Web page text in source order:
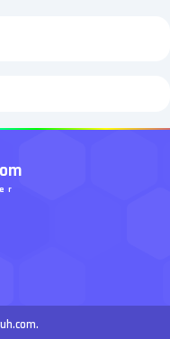
.